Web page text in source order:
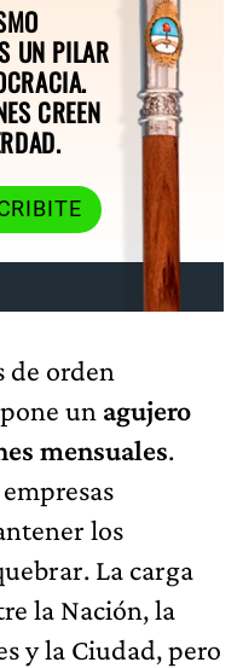
UN PILAR
CREEN
de orden
un agujero
mensuales.
los
La carga
la Nación, la
y la Ciudad, pero